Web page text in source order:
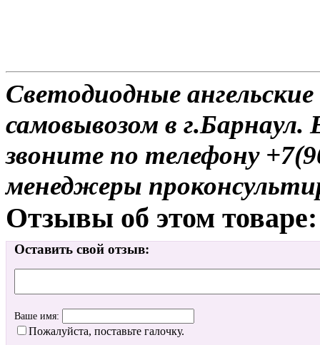
Светодиодные
самовывозом в
звоните по телефону
менеджеры
Отзывы об этом товаре:
Оставить свой отзыв:
Ваше имя:
Пожалуйста, поставьте галочку.